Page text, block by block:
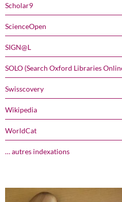
Scholar9
ScienceOpen
SIGN@L
SOLO (Search Oxford Libraries
Swisscovery
Wikipedia
WorldCat
… autres indexations